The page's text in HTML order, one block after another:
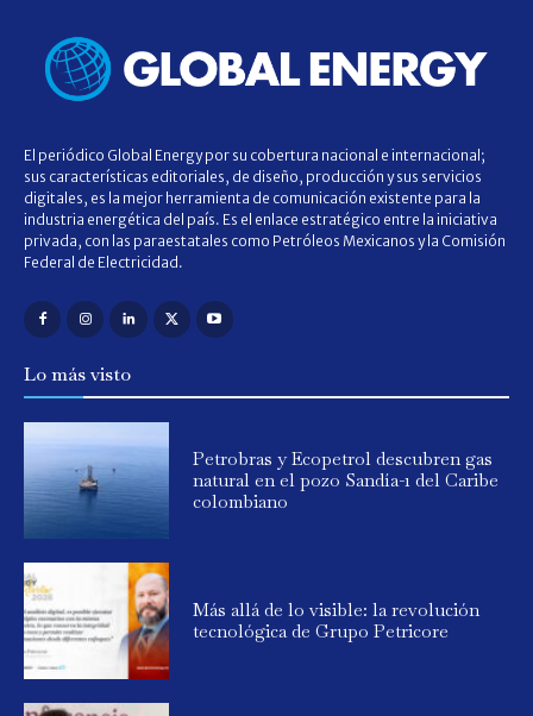
El periódico Global Energy por su cobertura nacional e internacional;
sus características editoriales, de diseño, producción y sus servicios
digitales, es la mejor herramienta de comunicación existente para la
industria energética del país. Es el enlace estratégico entre la iniciativa
privada, con las paraestatales como Petróleos Mexicanos y la Comisión
Federal de Electricidad.
Lo más visto
Petrobras y Ecopetrol descubren gas
natural en el pozo Sandía-1 del Caribe
colombiano
Más allá de lo visible: la revolución
tecnológica de Grupo Petricore